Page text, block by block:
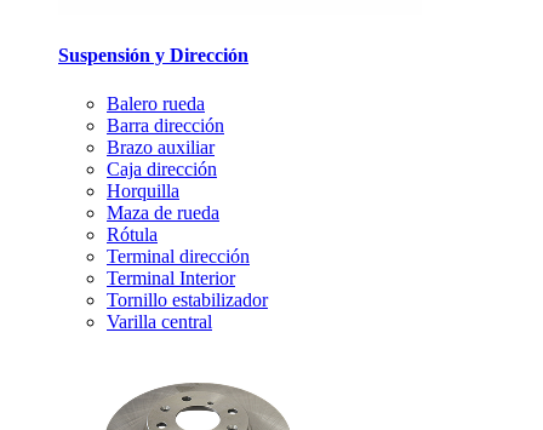
Suspensión y Dirección
Balero rueda
Barra dirección
Brazo auxiliar
Caja dirección
Horquilla
Maza de rueda
Rótula
Terminal dirección
Terminal Interior
Tornillo estabilizador
Varilla central